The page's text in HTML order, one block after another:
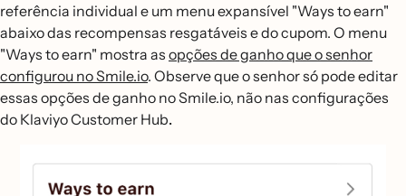
referência individual e um menu expansível "Ways to earn"
abaixo das recompensas resgatáveis e do cupom. O menu
"Ways to earn" mostra as opções de ganho que o senhor
configurou no Smile.io. Observe que o senhor só pode editar
essas opções de ganho no Smile.io, não nas configurações
do Klaviyo Customer Hub.